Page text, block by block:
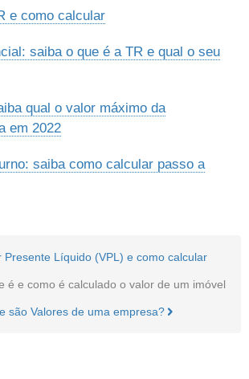
e como calcular
saiba o que é a TR e qual o seu
qual o valor máximo da
em 2022
saiba como calcular passo a
Presente Líquido (VPL) e como calcular
é e como é calculado o valor de um imóvel
são Valores de uma empresa?